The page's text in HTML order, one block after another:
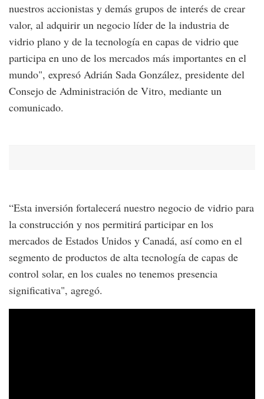
nuestros accionistas y demás grupos de interés de crear
valor, al adquirir un negocio líder de la industria de
vidrio plano y de la tecnología en capas de vidrio que
participa en uno de los mercados más importantes en el
mundo", expresó Adrián Sada González, presidente del
Consejo de Administración de Vitro, mediante un
comunicado.
“Esta inversión fortalecerá nuestro negocio de vidrio para
la construcción y nos permitirá participar en los
mercados de Estados Unidos y Canadá, así como en el
segmento de productos de alta tecnología de capas de
control solar, en los cuales no tenemos presencia
significativa", agregó.